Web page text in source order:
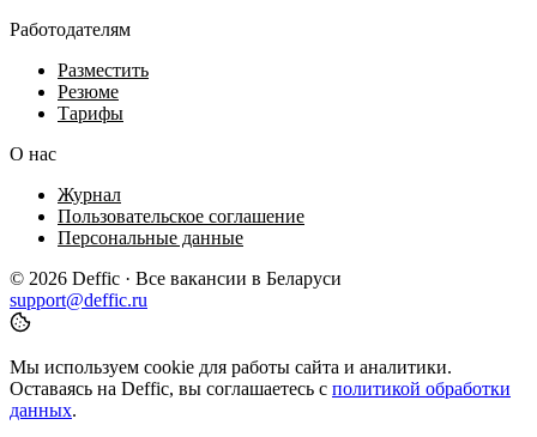
Работодателям
Разместить
Резюме
Тарифы
О нас
Журнал
Пользовательское соглашение
Персональные данные
© 2026 Deffic · Все вакансии в Беларуси
support@deffic.ru
Мы используем cookie для работы сайта и аналитики.
Оставаясь на Deffic, вы соглашаетесь с политикой обработки
данных.